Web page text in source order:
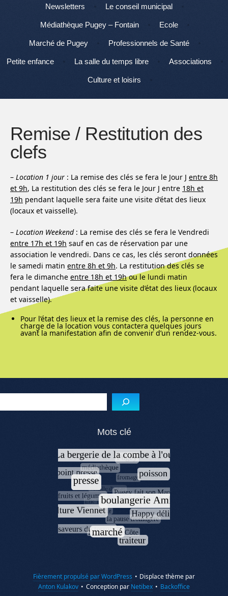
Newsletters Le conseil municipal
Médiathèque Pugey – Fontain Ecole
Marché de Pugey Professionnels de Santé
Petite enfance La salle du temps libre Associations
Culture et loisirs
Remise / Restitution des
clefs
– Location 1 jour : La remise des clés se fera le Jour J entre 8h
et 9h, La restitution des clés se fera le Jour J entre 18h et
19h pendant laquelle sera faite une visite d’état des lieux
(locaux et vaisselle).
– Location Weekend: La remise des clés se fera le Vendredi
entre 17h et 19h sauf en cas de réservation par une
association le vendredi. Dans ce cas, les clés seront données
le samedi matin entre 8h et 9h. La restitution des clés se
fera le dimanche entre 18h et 19hou le lundi matin
pendant laquelle sera faite une visite d’état des lieux (locaux
et vaisselle).
Pour l’état des lieux et la remise des clés, la personne en
charge de la location vous contactera quelques jours
avant la manifestation afin de convenir d’un rendez-vous.
Menu de l'article
Mots clé
Fièrement propulsé par WordPress • Displace thème par
Anton Kulakov • Conception par Netibex • Backoffice